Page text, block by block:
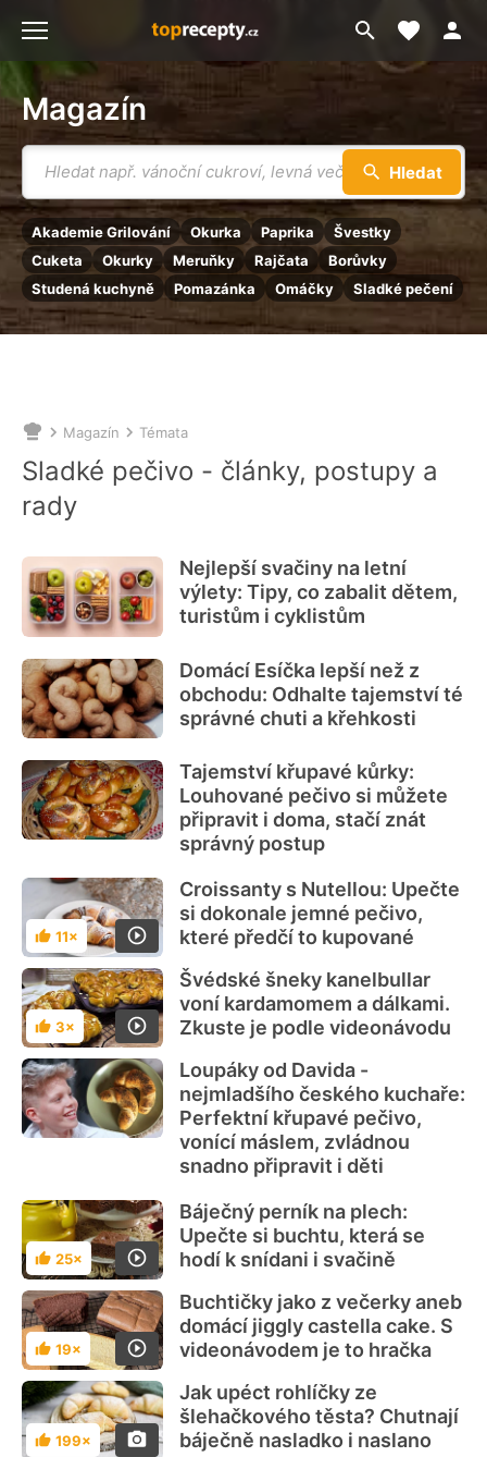
Magazín
Vyhledávání
Hledat
Akademie Grilování Okurka Paprika
Švestky
Cuketa
Okurky Meruňky Rajčata
Borůvky
Studená kuchyně
Pomazánka Omáčky Sladké pečení
Přejít
Moje
Nacházíte
se
zde:
Magazín Témata
Sladké pečivo - články, postupy a
rady
Nejlepší svačiny na letní
výlety: Tipy, co zabalit dětem,
turistům i cyklistům
Domácí Esíčka lepší než z
obchodu: Odhalte tajemství té
správné chuti a křehkosti
Tajemství křupavé kůrky:
Louhované pečivo si můžete
připravit i doma, stačí znát
správný postup
Hodnocení
11×
Croissanty s Nutellou: Upečte
si dokonale jemné pečivo,
které předčí to kupované
Hodnocení
3×
Švédské šneky kanelbullar
voní kardamomem a dálkami.
Zkuste je podle videonávodu
Loupáky od Davida -
nejmladšího českého kuchaře:
Perfektní křupavé pečivo,
vonící máslem, zvládnou
snadno připravit i děti
Hodnocení
25×
Báječný perník na plech:
Upečte si buchtu, která se
hodí k snídani i svačině
Hodnocení
19×
Buchtičky jako z večerky aneb
domácí jiggly castella cake. S
videonávodem je to hračka
Hodnocení
199×
Jak upéct rohlíčky ze
šlehačkového těsta? Chutnají
báječně nasladko i naslano